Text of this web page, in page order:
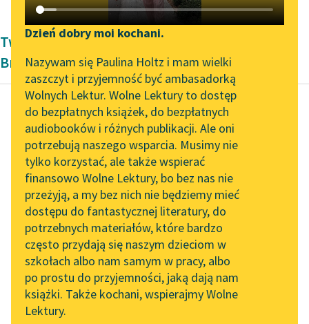
Katalog DAISY
Podkasty o książkach
Zgłoś brak utworu
Aktualności
Zapraszamy na spotkanie
online z tłumaczkami
literatury skandynawskiej
Spotkanie z Katarzyną
Tunkiel w Oslo
Wolne Lektury na 32.
Pol’and’Rock Festivalu
„Kochanek Lady
Chatterley” do słuchania
na Wolnych Lekturach
Nowy audiobook –
„Marzenie o Oriencie”
Narzędzia
Mapa Wolnych Lektur
Leśmianator
Przewodnik dla piszących i
czytających
API
OAI-PMH
Widget Wolnych Lektur
Przypisy
Dzień dobry moi kochani.
Nazywam się Paulina Holtz i mam wielki
zaszczyt i przyjemność być ambasadorką
Wolnych Lektur. Wolne Lektury to dostęp
do bezpłatnych książek, do bezpłatnych
audiobooków i różnych publikacji. Ale oni
potrzebują naszego wsparcia. Musimy nie
tylko korzystać, ale także wspierać
finansowo Wolne Lektury, bo bez nas nie
przeżyją, a my bez nich nie będziemy mieć
dostępu do fantastycznej literatury, do
potrzebnych materiałów, które bardzo
często przydają się naszym dzieciom w
szkołach albo nam samym w pracy, albo
po prostu do przyjemności, jaką dają nam
książki. Także kochani, wspierajmy Wolne
Lektury.
Twórczość okresu współczesności Wojciecha
Brzoski
Wojciech Brzoska
modlitwa w
pańskiej służbie
wpłynął pan dnia
siódmego do mojego
snu.
i wezwał przed swoje
oblicze.
i rzekł: